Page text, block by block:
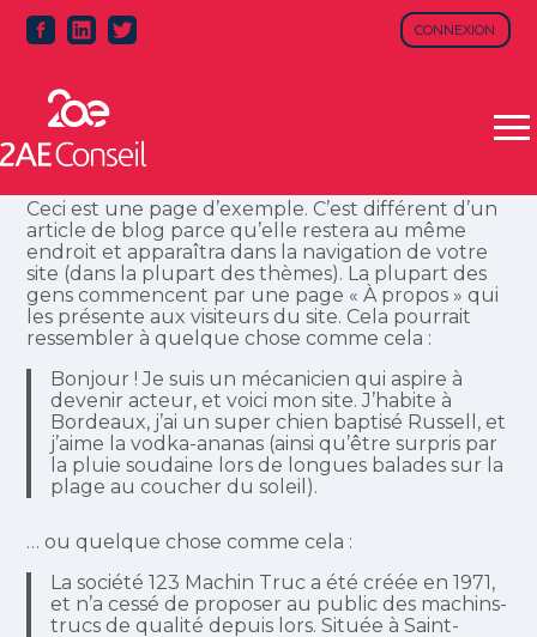
CONNEXION
au
Ceci est une page d’exemple. C’est différent d’un
article de blog parce qu’elle restera au même
endroit et apparaîtra dans la navigation de votre
site (dans la plupart des thèmes). La plupart des
gens commencent par une page « À propos » qui
les présente aux visiteurs du site. Cela pourrait
ressembler à quelque chose comme cela :
Bonjour ! Je suis un mécanicien qui aspire à
devenir acteur, et voici mon site. J’habite à
Bordeaux, j’ai un super chien baptisé Russell, et
j’aime la vodka-ananas (ainsi qu’être surpris par
la pluie soudaine lors de longues balades sur la
plage au coucher du soleil).
… ou quelque chose comme cela :
La société 123 Machin Truc a été créée en 1971,
et n’a cessé de proposer au public des machins-
trucs de qualité depuis lors. Située à Saint-